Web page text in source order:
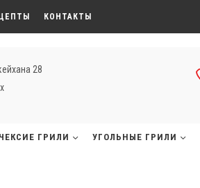
КОНТАКТЫ
28
ГРИЛИ УГОЛЬНЫЕ ГРИЛИ